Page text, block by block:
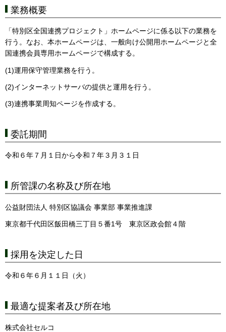
業務概要
「特別区全国連携プロジェクト」ホームページに係る以下の業務を
行う。なお、本ホームページは、一般向け公開用ホームページと全
国連携会員専用ホームページで構成する。
(1)運用保守管理業務を行う。
(2)インターネットサーバの提供と運用を行う。
(3)連携事業周知ページを作成する。
委託期間
令和６年７月１日から令和７年３月３１日
所管課の名称及び所在地
公益財団法人 特別区協議会 事業部 事業推進課
東京都千代田区飯田橋三丁目５番1号 東京区政会館４階
採用を決定した日
令和６年６月１１日（火）
最適な提案者及び所在地
株式会社セルコ